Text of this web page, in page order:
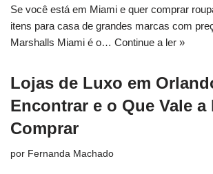
Se você está em Miami e quer comprar
itens para casa de grandes marcas com
Marshalls Miami é o… Continue a ler »
Lojas de Luxo em
Encontrar e o Que Vale a
Comprar
por Fernanda Machado